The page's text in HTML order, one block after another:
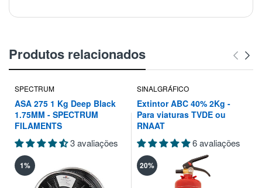
Produtos relacionados
SPECTRUM
ASA 275 1 Kg Deep Black
1.75MM - SPECTRUM
FILAMENTS
3 avaliações
1%
SINALGRÁFICO
Extintor ABC 40% 2Kg -
Para viaturas TVDE ou
RNAAT
6 avaliações
20%